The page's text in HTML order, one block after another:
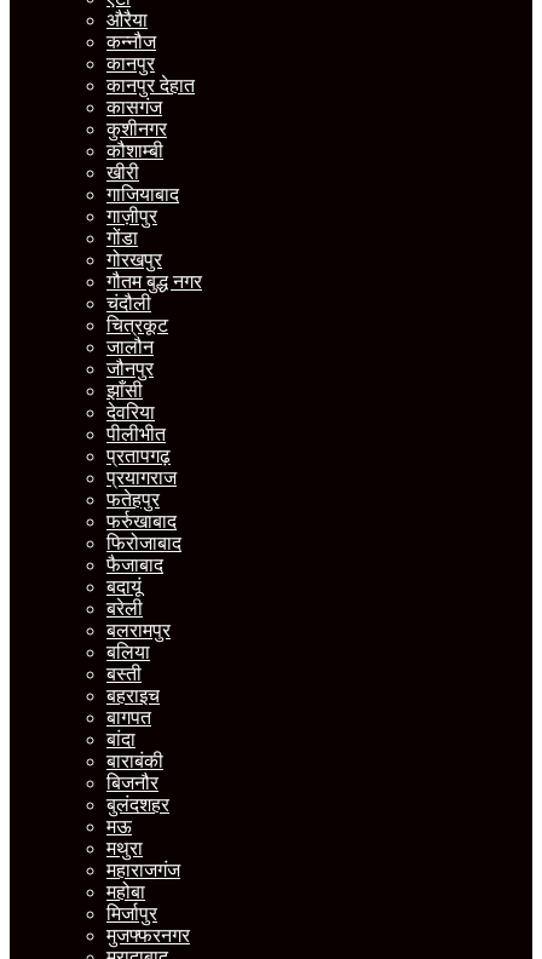
औरैया
कन्नौज
कानपुर
कानपुर देहात
कासगंज
कुशीनगर
कौशाम्बी
खीरी
गाजियाबाद
गाज़ीपुर
गोंडा
गोरखपुर
गौतम बुद्ध नगर
चंदौली
चित्रकूट
जालौन
जौनपुर
झाँसी
देवरिया
पीलीभीत
प्रतापगढ़
प्रयागराज
फतेहपुर
फर्रुखाबाद
फिरोजाबाद
फैजाबाद
बदायूं
बरेली
बलरामपुर
बलिया
बस्ती
बहराइच
बागपत
बांदा
बाराबंकी
बिजनौर
बुलंदशहर
मऊ
मथुरा
महाराजगंज
महोबा
मिर्जापुर
मुजफ्फरनगर